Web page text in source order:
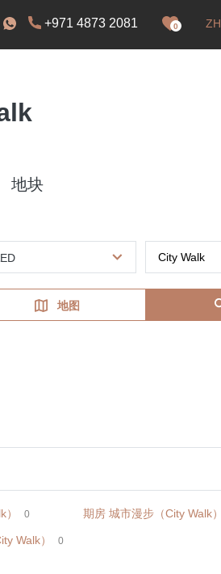
+971 4873 2081 0 ZH
地块
地图
0 期房 城市漫步（City Walk）
Walk） 0